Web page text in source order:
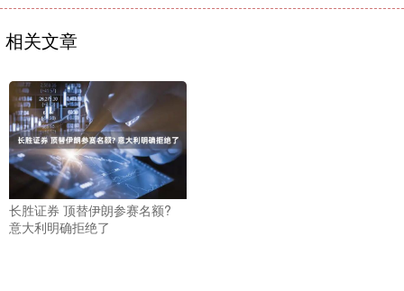
相关文章
长胜证券 顶替伊朗参赛名额?
意大利明确拒绝了